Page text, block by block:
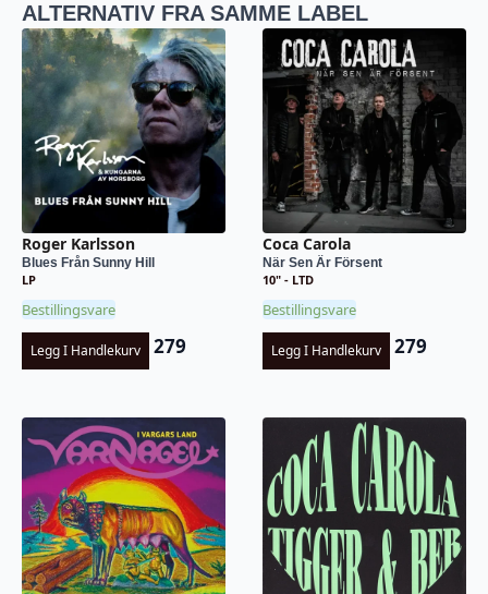
ALTERNATIV FRA SAMME LABEL
Roger Karlsson
Blues Från Sunny Hill
LP
Bestillingsvare
Legg I Handlekurv 279
Coca Carola
När Sen Är Försent
10" - LTD
Bestillingsvare
Legg I Handlekurv 279